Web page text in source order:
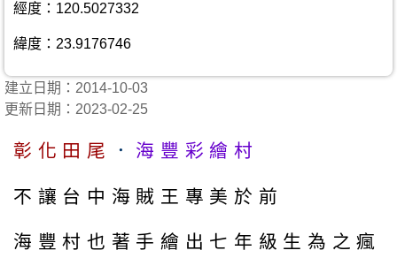
經度：120.5027332
緯度：23.9176746
建立日期：2014-10-03
更新日期：2023-02-25
彰化田尾 ． 海豐彩繪村
不讓台中海賊王專美於前
海豐村也著手繪出七年級生為之瘋